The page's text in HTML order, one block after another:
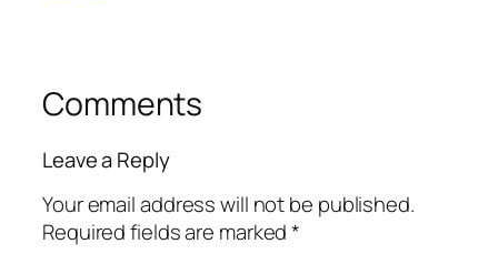
Comments
Leave a Reply
Your email address will not be published.
Required fields are marked*